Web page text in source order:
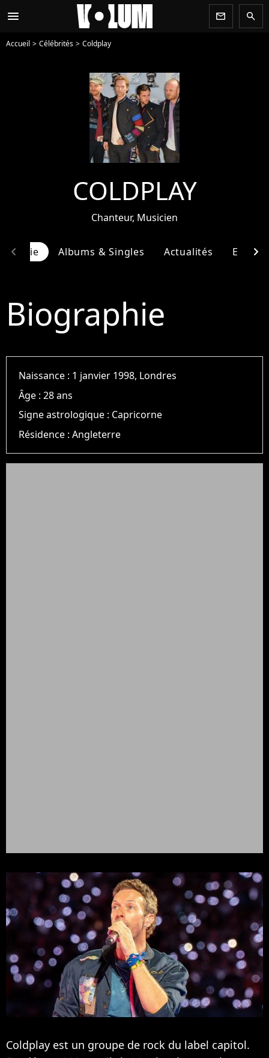
menu newsletter search
Accueil Célébrités Coldplay
COLDPLAY
Chanteur, Musicien
Albums & Singles Actualités
chevron_left chevron_right
Biographie
Naissance : 1 janvier 1998, Londres
Âge :28 ans
Signe astrologique : Capricorne
Résidence :Angleterre
Coldplay est un groupe de rock du label capitol.